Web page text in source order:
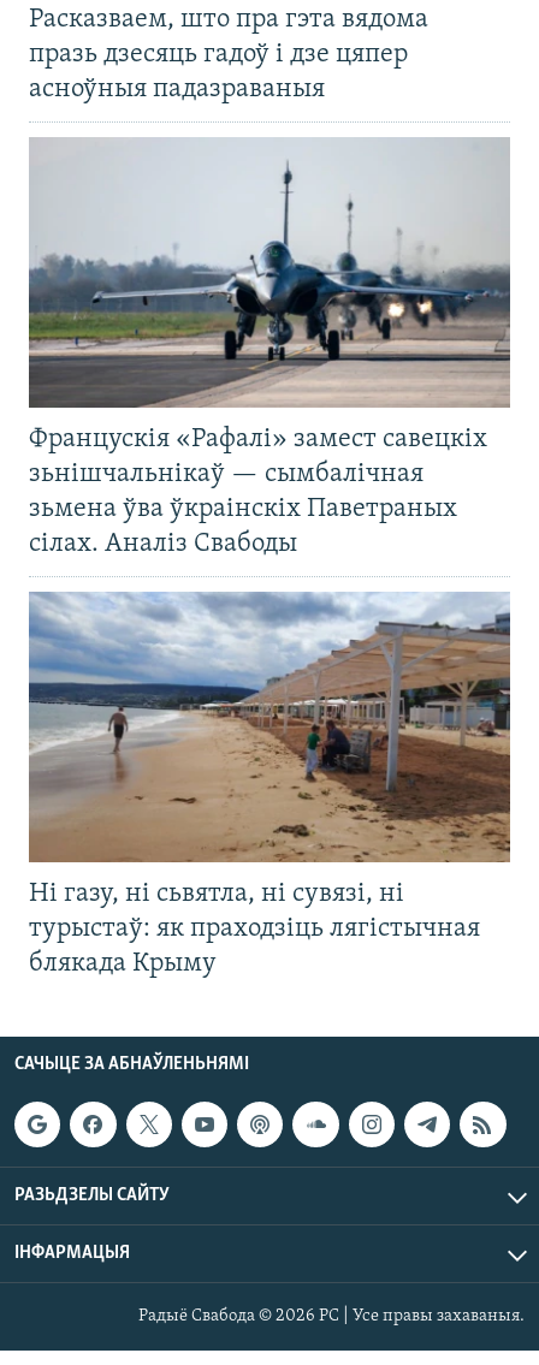
Расказваем, што пра гэта вядома
празь дзесяць гадоў і дзе цяпер
асноўныя падазраваныя
Францускія «Рафалі» замест савецкіх
зьнішчальнікаў — сымбалічная
зьмена ўва ўкраінскіх Паветраных
сілах. Аналіз Свабоды
Ні газу, ні сьвятла, ні сувязі, ні
турыстаў: як праходзіць лягістычная
блякада Крыму
САЧЫЦЕ ЗА АБНАЎЛЕНЬНЯМІ
РАЗЬДЗЕЛЫ САЙТУ
ІНФАРМАЦЫЯ
Радыё Свабода © 2026 РС | Усе правы захаваныя.